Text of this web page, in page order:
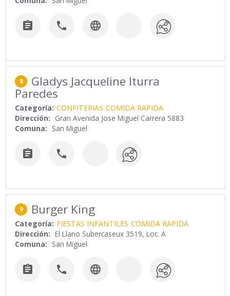
  
8 Gladys Jacqueline Iturra
Paredes
Categoría: CONFITERIAS COMIDA RAPIDA
Dirección: Gran Avenida Jose Miguel Carrera 5883
Comuna: San Miguel
 
9 Burger King
Categoría: FIESTAS INFANTILES COMIDA RAPIDA
Dirección: El Llano Subercaseux 3519, Loc. A
Comuna: San Miguel
  